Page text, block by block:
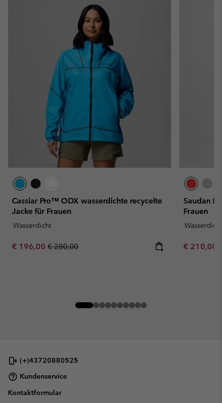
Cassiar Pro™ ODX wasserdichte recycelte
Jacke für Frauen
Wasserdicht
Sale price:
€ 196,00 Regular price:
€ 280,00
Saudan
Frauen
Wasserdicht
Minimum
€ 210,00
(+)43720880525
Kundenservice
Kontaktformular